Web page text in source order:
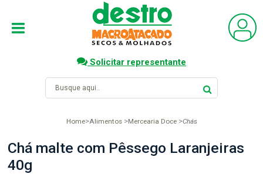
Solicitar representante
Home Alimentos Mercearia Doce Chás
Chá malte com Pêssego Laranjeiras
40g